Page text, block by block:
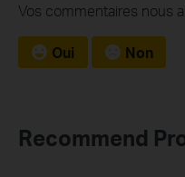
Vos commentaires nous
Oui Non
Recommend